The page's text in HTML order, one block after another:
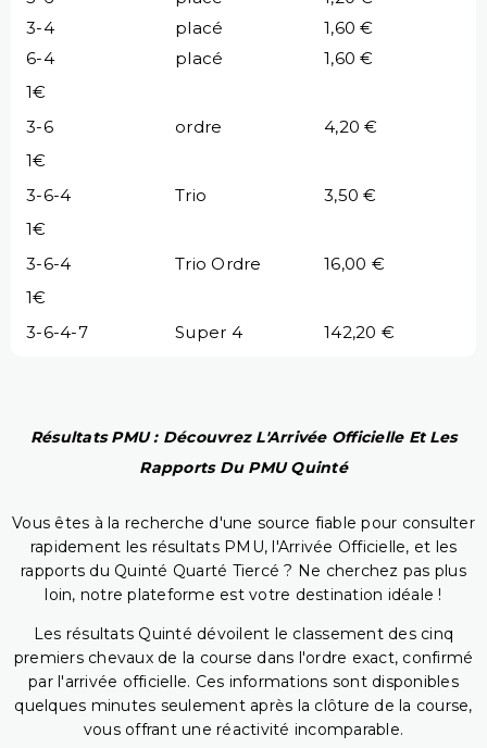
3-4
placé
1,60 €
6-4
placé
1,60 €
1€
3-6
ordre
4,20 €
1€
3-6-4
Trio
3,50 €
1€
3-6-4
Trio Ordre
16,00 €
1€
3-6-4-7
Super 4 142,20 €
Résultats PMU : Découvrez L'Arrivée Officielle Et Les
Rapports Du PMU Quinté
Vous êtes à la recherche d'une source fiable pour consulter
rapidement les résultats PMU, l'Arrivée Officielle, et les
rapports du Quinté Quarté Tiercé ? Ne cherchez pas plus
loin, notre plateforme est votre destination idéale !
Les résultats Quinté dévoilent le classement des cinq
premiers chevaux de la course dans l'ordre exact, confirmé
par l'arrivée officielle. Ces informations sont disponibles
quelques minutes seulement après la clôture de la course,
vous offrant une réactivité incomparable.